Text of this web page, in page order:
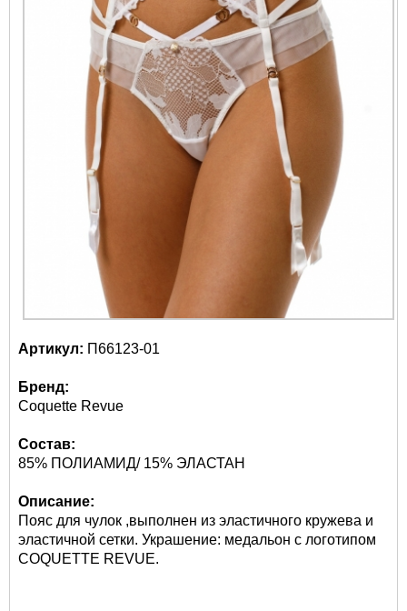
Артикул: П66123-01
Бренд:
Coquette Revue
Состав:
85% ПОЛИАМИД/ 15% ЭЛАСТАН
Описание:
Пояс для чулок ,выполнен из эластичного кружева и
эластичной сетки. Украшение: медальон с логотипом
COQUETTE REVUE.